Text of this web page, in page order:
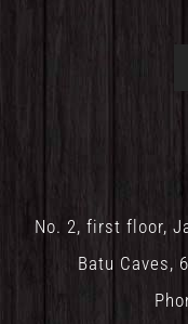
No. 2, first floor,
Batu Caves,